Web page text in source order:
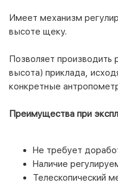
Имеет механизм
высоте щеку.
Позволяет производить
высота) приклада,
конкретные
Преимущества при
Не требует
Наличие
Телескопический